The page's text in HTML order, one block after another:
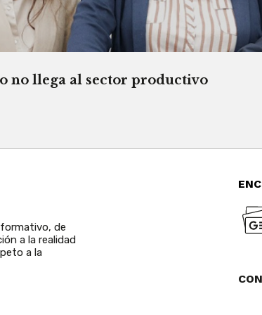
no llega al sector productivo
de
a la realidad
a la